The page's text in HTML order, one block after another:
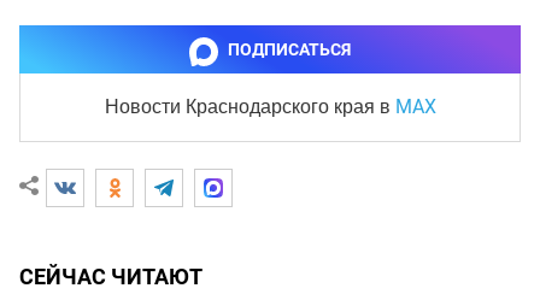
ПОДПИСАТЬСЯ
Новости Краснодарского края в MAX
СЕЙЧАС ЧИТАЮТ